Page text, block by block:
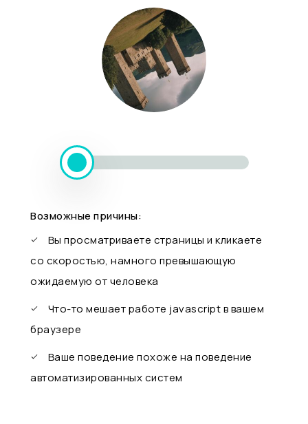
Возможные причины:
Вы просматриваете страницы и кликаете
со скоростью, намного превышающую
ожидаемую от человека
Что-то мешает работе javascript в вашем
браузере
Ваше поведение похоже на поведение
автоматизированных систем